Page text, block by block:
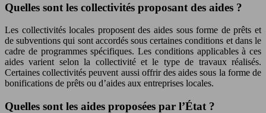
Quelles sont les collectivités proposant des aides ?
Les collectivités locales proposent des aides sous forme de prêts et
de subventions qui sont accordés sous certaines conditions et dans le
cadre de programmes spécifiques. Les conditions applicables à ces
aides varient selon la collectivité et le type de travaux réalisés.
Certaines collectivités peuvent aussi offrir des aides sous la forme de
bonifications de prêts ou d’aides aux entreprises locales.
Quelles sont les aides proposées par l’État ?